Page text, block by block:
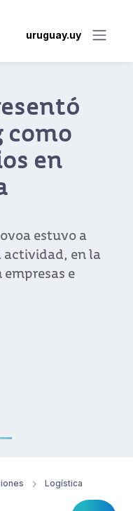
uruguay.uy
como
en
estuvo a
en la
e